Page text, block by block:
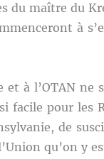
du maître du
à
et à l’OTAN
facile pour les
de
qu’on y